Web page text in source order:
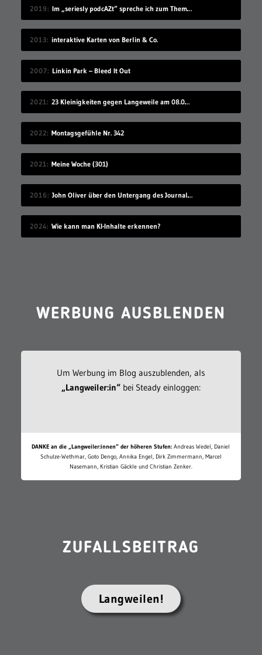
2019 Im „seriesly podcAZt“ spreche ich zum Thema „Algorithmus“
2013 interaktive Karten von Berlin & Co.
2007 Linkin Park – Bleed It Out
2021 23 Kleinigkeiten gegen Langeweile am 08.08.2021
2022 Montagsgefühle Nr. 342
2021 Meine Woche (301)
2016 John Oliver über den Untergang des Journalismus
2024 Wie kann man KI-Inhalte erkennen?
WERBUNG AUSBLENDEN
Um Werbung im Blog auszublenden, als
„Langweiler:in“bei Steady einloggen:
DANKE an die „Langweiler:innen“ der höheren Stufen: Andreas Wedel, Daniel
Schulze-Wethmar, Goto Dengo, Annika Engel, Dirk Zimmermann, Marcel
Nasemann, Kristian Gäckle und Christian Zenker.
ZUFALLSBEITRAG
Langweilen!